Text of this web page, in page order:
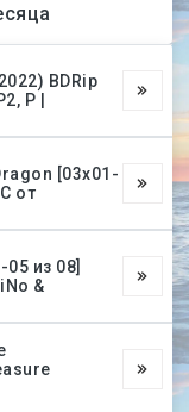
BDRip
P |
[03х01-
от
из 08]
&